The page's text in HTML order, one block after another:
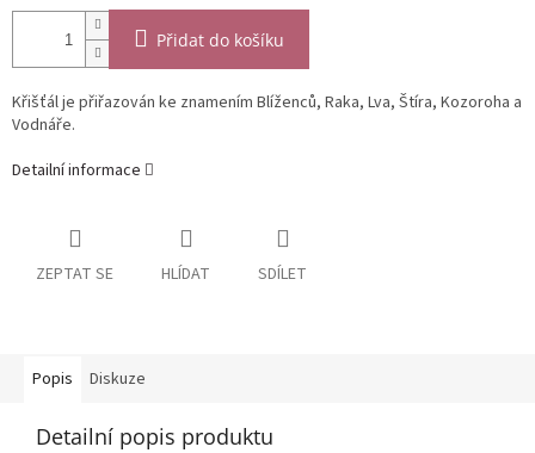
Přidat do košíku
Křišťál je přiřazován ke znamením Blíženců, Raka, Lva, Štíra, Kozoroha a
Vodnáře.
Detailní informace
ZEPTAT SE HLÍDAT SDÍLET
Popis Diskuze
Detailní popis produktu